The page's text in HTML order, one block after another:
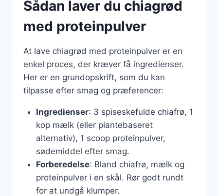
Sådan laver du chiagrød
med proteinpulver
At lave chiagrød med proteinpulver er en
enkel proces, der kræver få ingredienser.
Her er en grundopskrift, som du kan
tilpasse efter smag og præferencer:
Ingredienser: 3 spiseskefulde chiafrø, 1
kop mælk (eller plantebaseret
alternativ), 1 scoop proteinpulver,
sødemiddel efter smag.
Forberedelse: Bland chiafrø, mælk og
proteinpulver i en skål. Rør godt rundt
for at undgå klumper.